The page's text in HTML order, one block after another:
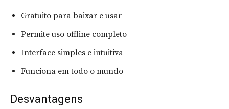
Gratuito para baixar e usar
Permite uso offline completo
Interface simples e intuitiva
Funciona em todo o mundo
Desvantagens